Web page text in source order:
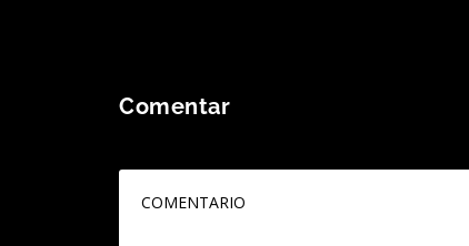
Comentar